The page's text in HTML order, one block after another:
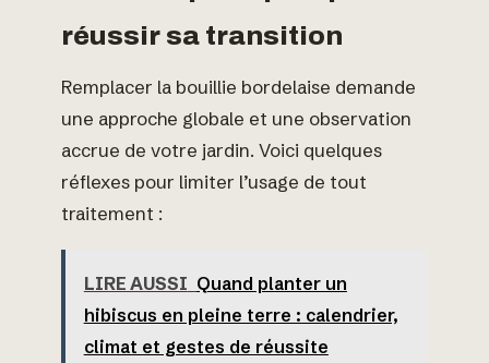
réussir sa transition
Remplacer la bouillie bordelaise demande
une approche globale et une observation
accrue de votre jardin. Voici quelques
réflexes pour limiter l’usage de tout
traitement :
LIRE AUSSI Quand planter un
hibiscus en pleine terre : calendrier,
climat et gestes de réussite